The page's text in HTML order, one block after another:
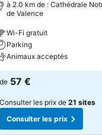
à 2.0 km de : Cathédrale
de Valence
Wi-Fi gratuit
Parking
Animaux acceptés
de 57 €
Consulter les prix de 21 sites
Consulter les prix